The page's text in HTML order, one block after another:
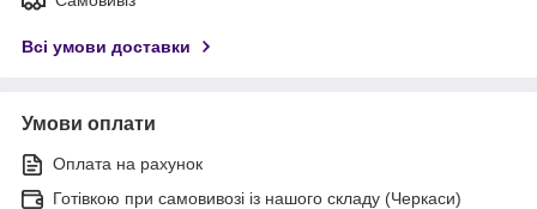
Всі умови доставки
Умови оплати
Оплата на рахунок
Готівкою при самовивозі із нашого складу (Черкаси)